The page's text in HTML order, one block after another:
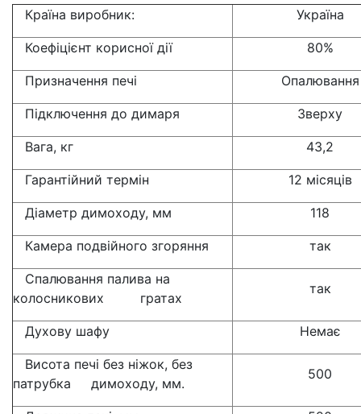
Країна виробник: Україна
Коефіцієнт корисної дії 80%
Призначення печі Опалювання
Підключення до димаря Зверху
Вага, кг 43,2
Гарантійний термін 12 місяців
Діаметр димоходу, мм 118
Камера подвійного згоряння так
Спалювання палива на
колосникових гратах
так
Духову шафу Немає
Висота печі без ніжок, без
патрубка димоходу, мм.
500